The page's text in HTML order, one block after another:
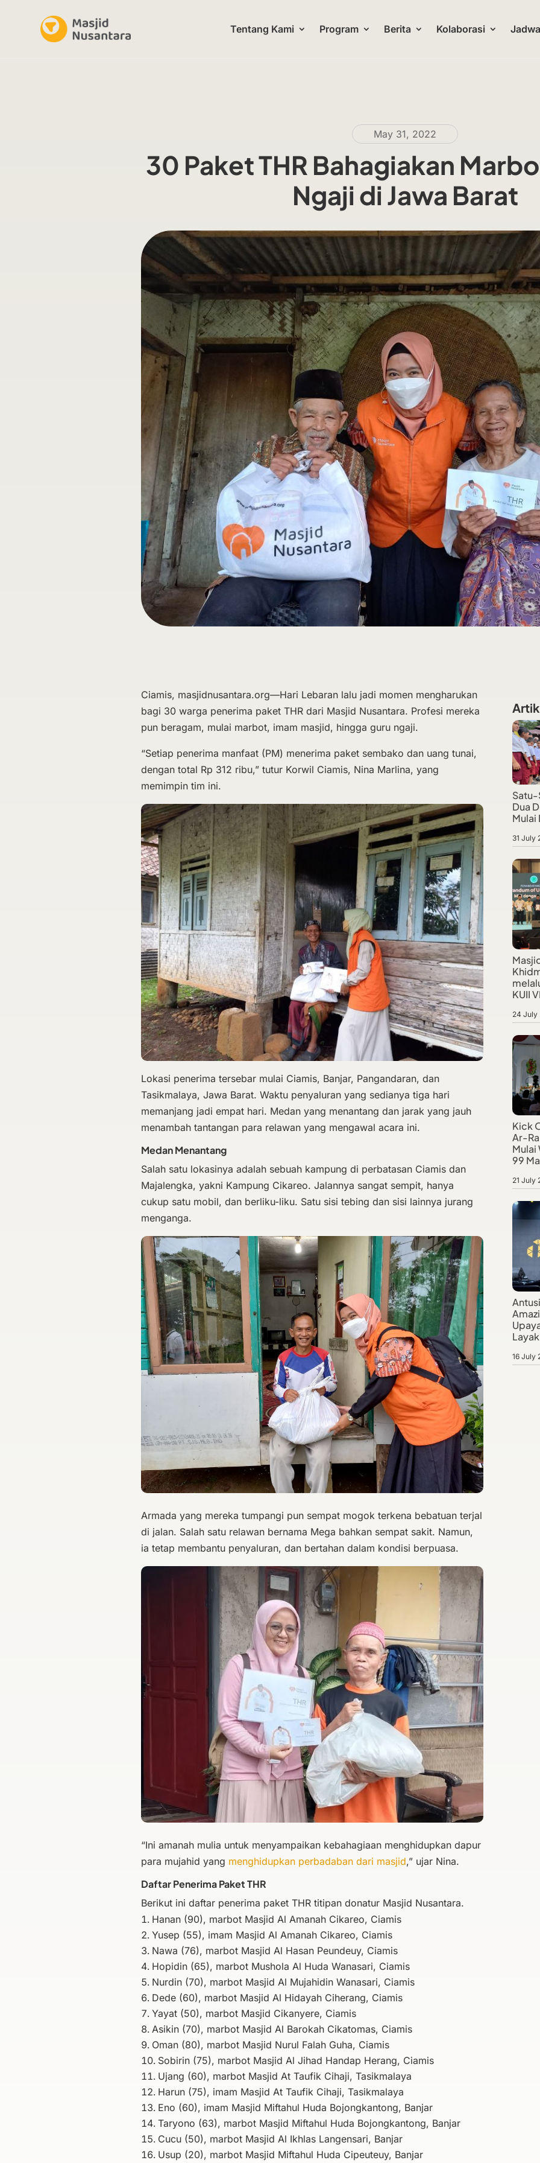
Tentang Kami Program Berita Kolaborasi
May 31, 2022
30 Paket THR Bahagiakan
Ngaji di Jawa Barat
Ciamis, masjidnusantara.org—Hari Lebaran lalu jadi momen mengharukan
bagi 30 warga penerima paket THR dari Masjid Nusantara. Profesi mereka
pun beragam, mulai marbot, imam masjid, hingga guru ngaji.
“Setiap penerima manfaat (PM) menerima paket sembako dan uang tunai,
dengan total Rp 312 ribu,” tutur Korwil Ciamis, Nina Marlina, yang
memimpin tim ini.
Lokasi penerima tersebar mulai Ciamis, Banjar, Pangandaran, dan
Tasikmalaya, Jawa Barat. Waktu penyaluran yang sedianya tiga hari
memanjang jadi empat hari. Medan yang menantang dan jarak yang jauh
menambah tantangan para relawan yang mengawal acara ini.
Medan Menantang
Salah satu lokasinya adalah sebuah kampung di perbatasan Ciamis dan
Majalengka, yakni Kampung Cikareo. Jalannya sangat sempit, hanya
cukup satu mobil, dan berliku-liku. Satu sisi tebing dan sisi lainnya jurang
menganga.
Armada yang mereka tumpangi pun sempat mogok terkena bebatuan terjal
di jalan. Salah satu relawan bernama Mega bahkan sempat sakit. Namun,
ia tetap membantu penyaluran, dan bertahan dalam kondisi berpuasa.
“Ini amanah mulia untuk menyampaikan kebahagiaan menghidupkan dapur
para mujahid yang menghidupkan perbadaban dari masjid,” ujar Nina.
Daftar Penerima Paket THR
Berikut ini daftar penerima paket THR titipan donatur Masjid Nusantara.
Hanan (90), marbot Masjid Al Amanah Cikareo, Ciamis
Yusep (55), imam Masjid Al Amanah Cikareo, Ciamis
Nawa (76), marbot Masjid Al Hasan Peundeuy, Ciamis
Hopidin (65), marbot Mushola Al Huda Wanasari, Ciamis
Nurdin (70), marbot Masjid Al Mujahidin Wanasari, Ciamis
Dede (60), marbot Masjid Al Hidayah Ciherang, Ciamis
Yayat (50), marbot Masjid Cikanyere, Ciamis
Asikin (70), marbot Masjid Al Barokah Cikatomas, Ciamis
Oman (80), marbot Masjid Nurul Falah Guha, Ciamis
Sobirin (75), marbot Masjid Al Jihad Handap Herang, Ciamis
Ujang (60), marbot Masjid At Taufik Cihaji, Tasikmalaya
Harun (75), imam Masjid At Taufik Cihaji, Tasikmalaya
Eno (60), imam Masjid Miftahul Huda Bojongkantong, Banjar
Taryono (63), marbot Masjid Miftahul Huda Bojongkantong, Banjar
Cucu (50), marbot Masjid Al Ikhlas Langensari, Banjar
Usup (20), marbot Masjid Miftahul Huda Cipeuteuy, Banjar
Satu-
Dua
Mulai
31 July
KUII
24 July
Kick
Ar-
Mulai
99
21 July
16 July